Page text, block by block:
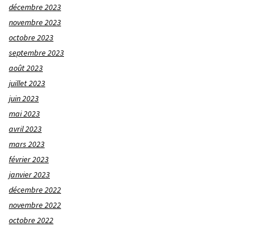
décembre 2023
novembre 2023
octobre 2023
septembre 2023
août 2023
juillet 2023
juin 2023
mai 2023
avril 2023
mars 2023
février 2023
janvier 2023
décembre 2022
novembre 2022
octobre 2022